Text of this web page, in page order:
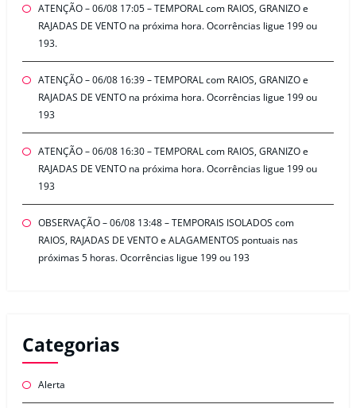
ATENÇÃO – 06/08 17:05 – TEMPORAL com RAIOS, GRANIZO e
RAJADAS DE VENTO na próxima hora. Ocorrências ligue 199 ou
193.
ATENÇÃO – 06/08 16:39 – TEMPORAL com RAIOS, GRANIZO e
RAJADAS DE VENTO na próxima hora. Ocorrências ligue 199 ou
193
ATENÇÃO – 06/08 16:30 – TEMPORAL com RAIOS, GRANIZO e
RAJADAS DE VENTO na próxima hora. Ocorrências ligue 199 ou
193
OBSERVAÇÃO – 06/08 13:48 – TEMPORAIS ISOLADOS com
RAIOS, RAJADAS DE VENTO e ALAGAMENTOS pontuais nas
próximas 5 horas. Ocorrências ligue 199 ou 193
Categorias
Alerta